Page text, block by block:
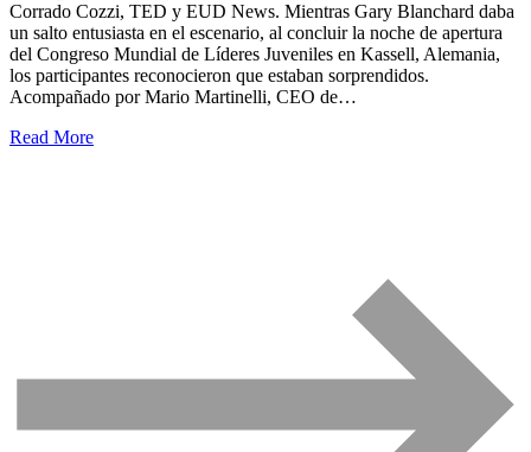
Corrado Cozzi, TED y EUD News. Mientras Gary Blanchard daba
un salto entusiasta en el escenario, al concluir la noche de apertura
del Congreso Mundial de Líderes Juveniles en Kassell, Alemania,
los participantes reconocieron que estaban sorprendidos.
Acompañado por Mario Martinelli, CEO de…
Read More